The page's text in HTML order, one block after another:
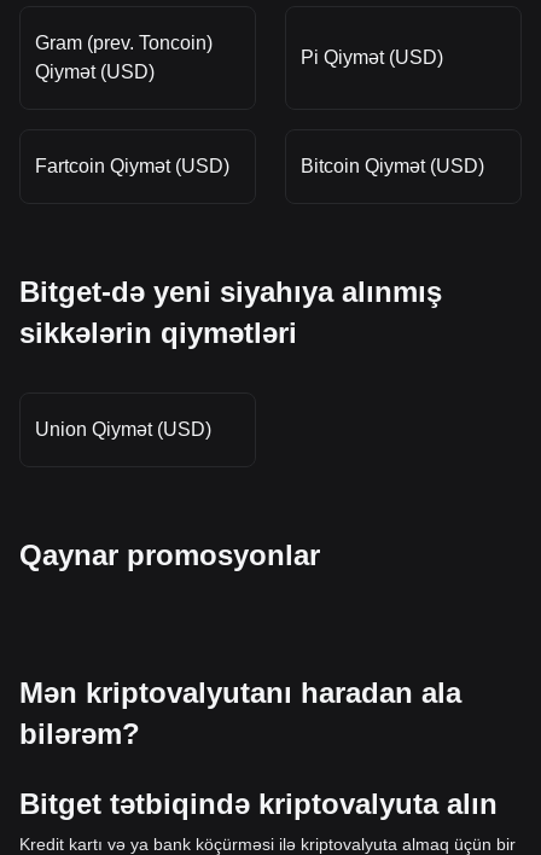
Gram (prev. Toncoin)
Qiymət (USD)
Pi Qiymət (USD)
Fartcoin Qiymət (USD) Bitcoin Qiymət (USD)
Bitget-də yeni siyahıya alınmış
sikkələrin qiymətləri
Union Qiymət (USD)
Qaynar promosyonlar
Mən kriptovalyutanı haradan ala
bilərəm?
Bitget tətbiqində kriptovalyuta alın
Kredit kartı və ya bank köçürməsi ilə kriptovalyuta almaq üçün bir